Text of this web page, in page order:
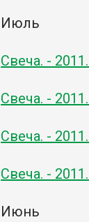
Июль
Свеча. -
Свеча. -
Свеча. -
Свеча. -
Июнь